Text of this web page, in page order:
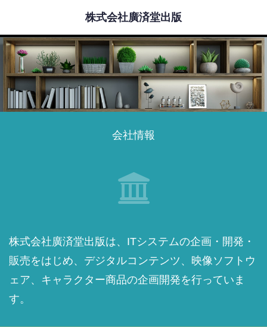
株式会社廣済堂出版
会社情報
株式会社廣済堂出版は、ITシステムの企画・開発・
販売をはじめ、デジタルコンテンツ、映像ソフトウ
ェア、キャラクター商品の企画開発を行っていま
す。